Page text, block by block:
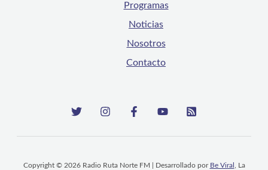
Programas
Noticias
Nosotros
Contacto
Copyright © 2026 Radio Ruta Norte FM | Desarrollado por Be Viral , La